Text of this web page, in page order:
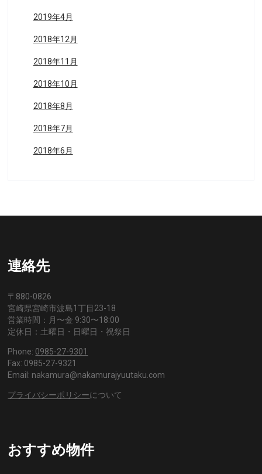
2019年4月
2018年12月
2018年11月
2018年10月
2018年8月
2018年7月
2018年6月
連絡先
〒880-0826
宮崎県宮崎市波島1丁目23-18
営業時間：月〜金 9:30〜18:00
定休日：土曜日・日曜日・祝祭日
Phone: 0985-27-9301
Fax: 0985-27-9321
Email: nakamura@nakamurajyuutaku.com
プライバシーポリシーについて
おすすめ物件